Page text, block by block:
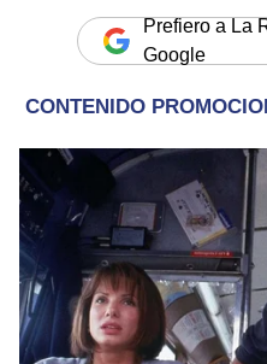
Prefiero a La
Google